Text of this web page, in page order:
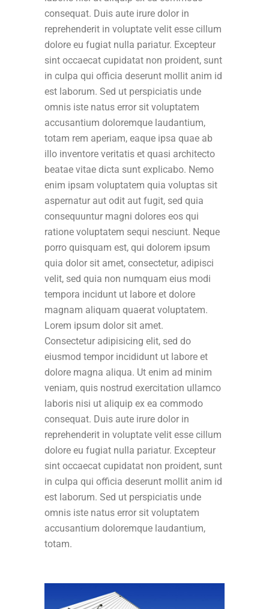
consequat. Duis aute irure dolor in
reprehenderit in voluptate velit esse cillum
dolore eu fugiat nulla pariatur. Excepteur
sint occaecat cupidatat non proident, sunt
in culpa qui officia deserunt mollit anim id
est laborum. Sed ut perspiciatis unde
omnis iste natus error sit voluptatem
accusantium doloremque laudantium,
totam rem aperiam, eaque ipsa quae ab
illo inventore veritatis et quasi architecto
beatae vitae dicta sunt explicabo. Nemo
enim ipsam voluptatem quia voluptas sit
aspernatur aut odit aut fugit, sed quia
consequuntur magni dolores eos qui
ratione voluptatem sequi nesciunt. Neque
porro quisquam est, qui dolorem ipsum
quia dolor sit amet, consectetur, adipisci
velit, sed quia non numquam eius modi
tempora incidunt ut labore et dolore
magnam aliquam quaerat voluptatem.
Lorem ipsum dolor sit amet.
Consectetur adipisicing elit, sed do
eiusmod tempor incididunt ut labore et
dolore magna aliqua. Ut enim ad minim
veniam, quis nostrud exercitation ullamco
laboris nisi ut aliquip ex ea commodo
consequat. Duis aute irure dolor in
reprehenderit in voluptate velit esse cillum
dolore eu fugiat nulla pariatur. Excepteur
sint occaecat cupidatat non proident, sunt
in culpa qui officia deserunt mollit anim id
est laborum. Sed ut perspiciatis unde
omnis iste natus error sit voluptatem
accusantium doloremque laudantium,
totam.